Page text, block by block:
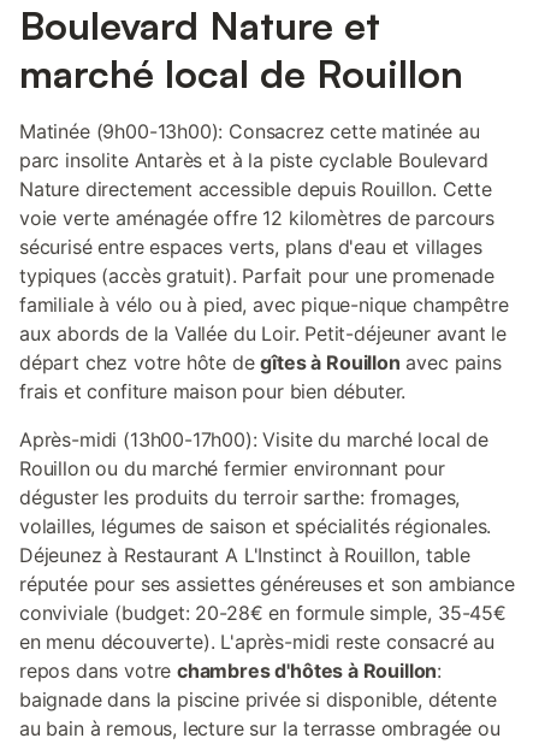
Boulevard Nature et
marché local de Rouillon
Matinée (9h00-13h00): Consacrez cette matinée au
parc insolite Antarès et à la piste cyclable Boulevard
Nature directement accessible depuis Rouillon. Cette
voie verte aménagée offre 12 kilomètres de parcours
sécurisé entre espaces verts, plans d'eau et villages
typiques (accès gratuit). Parfait pour une promenade
familiale à vélo ou à pied, avec pique-nique champêtre
aux abords de la Vallée du Loir. Petit-déjeuner avant le
départ chez votre hôte degîtes à Rouillon avec pains
frais et confiture maison pour bien débuter.
Après-midi (13h00-17h00): Visite du marché local de
Rouillon ou du marché fermier environnant pour
déguster les produits du terroir sarthe: fromages,
volailles, légumes de saison et spécialités régionales.
Déjeunez à Restaurant A L'Instinct à Rouillon, table
réputée pour ses assiettes généreuses et son ambiance
conviviale (budget: 20-28€ en formule simple, 35-45€
en menu découverte). L'après-midi reste consacré au
repos dans votrechambres d'hôtes à Rouillon:
baignade dans la piscine privée si disponible, détente
au bain à remous, lecture sur la terrasse ombragée ou